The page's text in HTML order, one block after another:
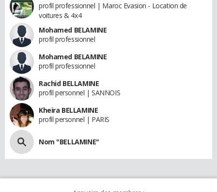
profil professionnel | Maroc Evasion - Location de
voitures & 4x4
Mohamed BELAMINE
profil professionnel
Mohamed BELAMINE
profil professionnel
Rachid BELLAMINE
profil personnel | SANNOIS
Kheira BELLAMINE
profil personnel | PARIS
Nom "BELLAMINE"